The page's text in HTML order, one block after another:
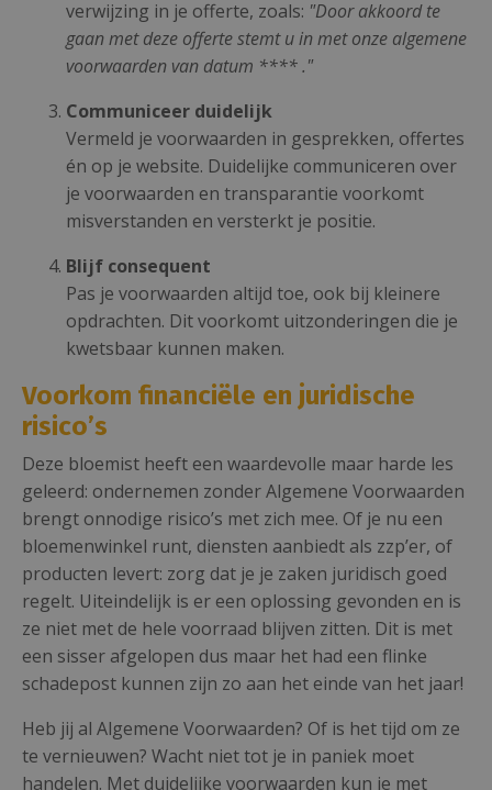
verwijzing in je offerte, zoals: "Door akkoord te
gaan met deze offerte stemt u in met onze algemene
voorwaarden van datum **** ."
Communiceer duidelijk
Vermeld je voorwaarden in gesprekken, offertes
én op je website. Duidelijke communiceren over
je voorwaarden en transparantie voorkomt
misverstanden en versterkt je positie.
Blijf consequent
Pas je voorwaarden altijd toe, ook bij kleinere
opdrachten. Dit voorkomt uitzonderingen die je
kwetsbaar kunnen maken.
Voorkom financiële en juridische
risico’s
Deze bloemist heeft een waardevolle maar harde les
geleerd: ondernemen zonder Algemene Voorwaarden
brengt onnodige risico’s met zich mee. Of je nu een
bloemenwinkel runt, diensten aanbiedt als zzp’er, of
producten levert: zorg dat je je zaken juridisch goed
regelt. Uiteindelijk is er een oplossing gevonden en is
ze niet met de hele voorraad blijven zitten. Dit is met
een sisser afgelopen dus maar het had een flinke
schadepost kunnen zijn zo aan het einde van het jaar!
Heb jij al Algemene Voorwaarden? Of is het tijd om ze
te vernieuwen? Wacht niet tot je in paniek moet
handelen. Met duidelijke voorwaarden kun je met